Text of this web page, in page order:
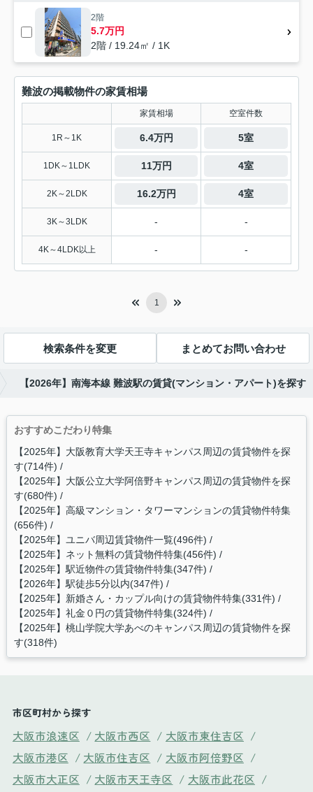
2階
5.7万円
2階 / 19.24㎡ / 1K
難波の掲載物件の家賃相場
家賃相場 空室件数
1R～1K 6.4万円 5室
1DK～1LDK 11万円 4室
2K～2LDK 16.2万円 4室
3K～3LDK - -
4K～4LDK以上 - -
1
検索条件を変更 まとめてお問い合わせ
【2026年】南海本線 難波駅の賃貸(マンション・アパート)を探す
おすすめこだわり特集
【2025年】大阪教育大学天王寺キャンパス周辺の賃貸物件を探
す(714件)
【2025年】大阪公立大学阿倍野キャンパス周辺の賃貸物件を探
す(680件)
【2025年】高級マンション・タワーマンションの賃貸物件特集
(656件)
【2025年】ユニバ周辺賃貸物件一覧(496件)
【2025年】ネット無料の賃貸物件特集(456件)
【2025年】駅近物件の賃貸物件特集(347件)
【2026年】駅徒歩5分以内(347件)
【2025年】新婚さん・カップル向けの賃貸物件特集(331件)
【2025年】礼金０円の賃貸物件特集(324件)
【2025年】桃山学院大学あべのキャンパス周辺の賃貸物件を探
す(318件)
市区町村から探す
大阪市浪速区 / 大阪市西区 / 大阪市東住吉区 /
大阪市港区 / 大阪市住吉区 / 大阪市阿倍野区 /
大阪市大正区 / 大阪市天王寺区 / 大阪市此花区 /